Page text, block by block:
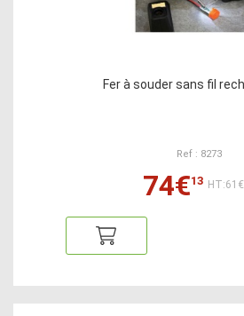
Fer à souder sans fil
Ref : 8273
74€13 HT:61€